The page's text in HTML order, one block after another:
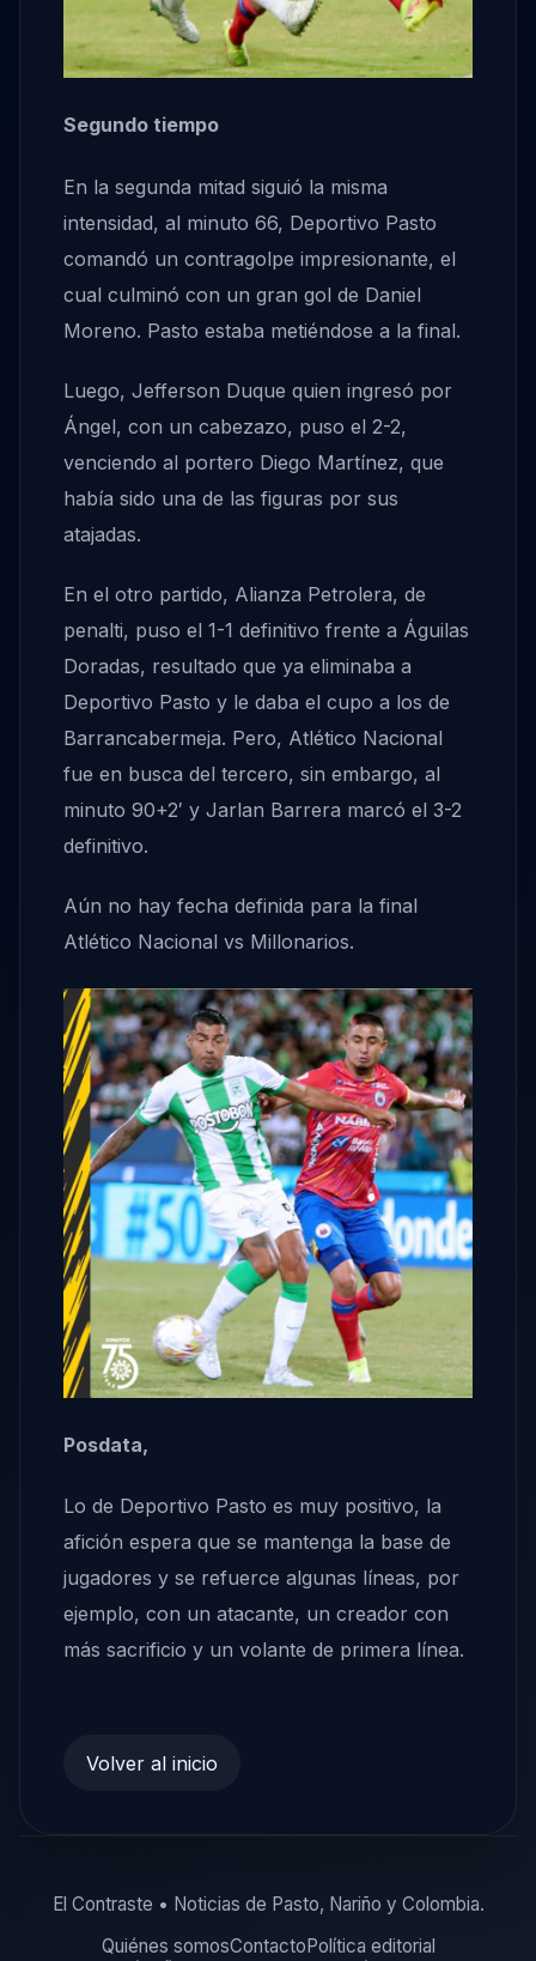
Segundo tiempo
En la segunda mitad siguió la misma
intensidad, al minuto 66, Deportivo Pasto
comandó un contragolpe impresionante, el
cual culminó con un gran gol de Daniel
Moreno. Pasto estaba metiéndose a la final.
Luego, Jefferson Duque quien ingresó por
Ángel, con un cabezazo, puso el 2-2,
venciendo al portero Diego Martínez, que
había sido una de las figuras por sus
atajadas.
En el otro partido, Alianza Petrolera, de
penalti, puso el 1-1 definitivo frente a Águilas
Doradas, resultado que ya eliminaba a
Deportivo Pasto y le daba el cupo a los de
Barrancabermeja. Pero, Atlético Nacional
fue en busca del tercero, sin embargo, al
minuto 90+2′ y Jarlan Barrera marcó el 3-2
definitivo.
Aún no hay fecha definida para la final
Atlético Nacional vs Millonarios.
Posdata,
Lo de Deportivo Pasto es muy positivo, la
afición espera que se mantenga la base de
jugadores y se refuerce algunas líneas, por
ejemplo, con un atacante, un creador con
más sacrificio y un volante de primera línea.
Volver al inicio
El Contraste • Noticias de Pasto, Nariño y Colombia.
Quiénes somosContactoPolítica editorial